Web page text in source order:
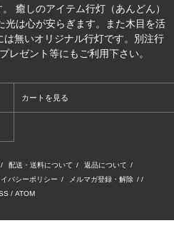
癒しのアイテム行灯（あんどん）
光は心が安らぎます。また木目を活
無いオリジナル行灯です。別注行
レゼント等にもご利用下さい。
カートを見る
/ 配送・送料について / 返品について /
バシーポリシー / メルマガ登録・解除 / /
/ ATOM